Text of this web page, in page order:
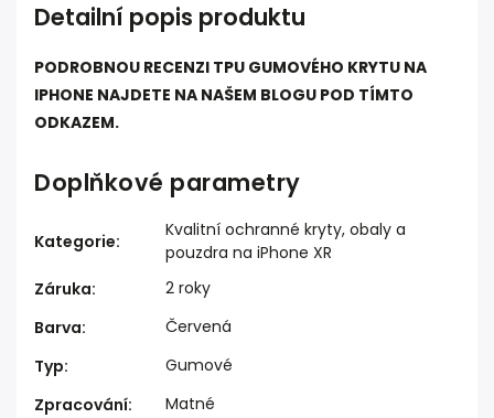
Detailní popis produktu
PODROBNOU RECENZI TPU GUMOVÉHO KRYTU NA
IPHONE NAJDETE NA NAŠEM BLOGU POD TÍMTO
ODKAZEM.
Doplňkové parametry
Kategorie:
Kvalitní ochranné kryty, obaly a
pouzdra na iPhone XR
Záruka:
2 roky
Barva:
Červená
Typ:
Gumové
Zpracování: Matné